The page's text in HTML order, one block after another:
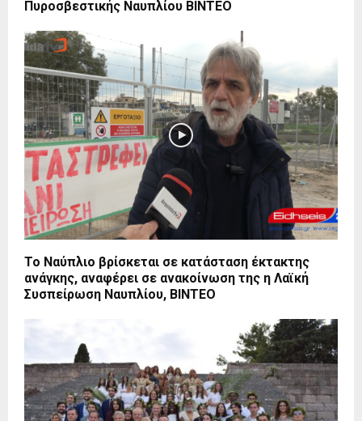
Πυροσβεστικής Ναυπλίου BINTEO
Το Ναύπλιο βρίσκεται σε κατάσταση έκτακτης
ανάγκης, αναφέρει σε ανακοίνωση της η Λαϊκή
Συσπείρωση Ναυπλίου, ΒΙΝΤΕΟ